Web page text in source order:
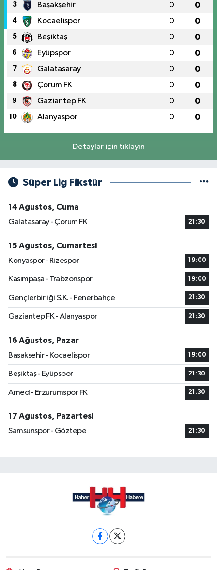
3 Başakşehir 0 0
4 Kocaelispor 0 0
5 Beşiktaş 0 0
6 Eyüpspor 0 0
7 Galatasaray 0 0
8 Çorum FK 0 0
9 Gaziantep FK 0 0
10 Alanyaspor 0 0
Detaylar için tıklayın
Süper Lig Fikstür
14 Ağustos, Cuma
Galatasaray - Çorum FK
21:30
15 Ağustos, Cumartesi
Konyaspor - Rizespor
19:00
Kasımpaşa - Trabzonspor 19:00
Gençlerbirliği S.K. - Fenerbahçe 21:30
Gaziantep FK - Alanyaspor 21:30
16 Ağustos, Pazar
Başakşehir - Kocaelispor
19:00
Beşiktaş - Eyüpspor 21:30
Amed - Erzurumspor FK 21:30
17 Ağustos, Pazartesi
Samsunspor - Göztepe
21:30